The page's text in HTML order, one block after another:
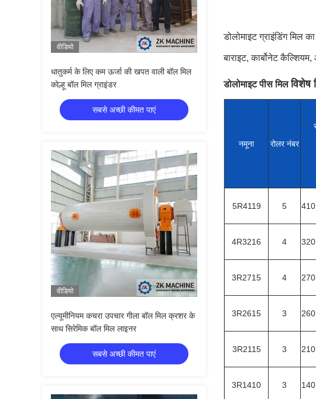
वीडियो
धातुकर्म के लिए कम ऊर्जा की खपत वाली बॉल मिल
कोल्हू बॉल मिल ग्राइंडर
सबसे अच्छी कीमत पाएं
वीडियो
एल्यूमीनियम कचरा उपचार गीला बॉल मिल क्रशर के
साथ सिरेमिक बॉल मिल लाइनर
सबसे अच्छी कीमत पाएं
डोलोमाइट ग्राइंडिंग मिल
बाराइट, कार्बोनेट
डोलोमाइट पीस मिलविशेष
नमूना रोलर नंबर
5R4119 5
4R3216 4
3R2715 4
3R2615 3
3R2115 3
3R1410 3